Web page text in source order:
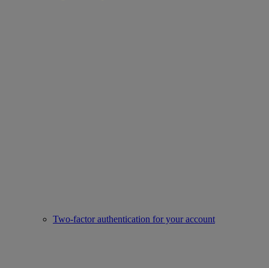
Two-factor authentication for your account